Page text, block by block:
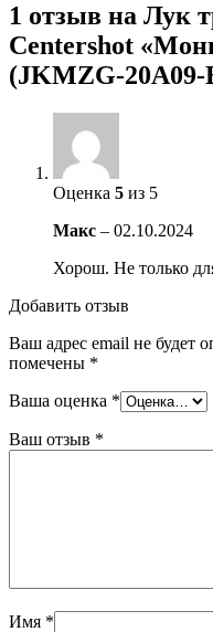
1 отзыв на Лук
Centershot
(JKMZG-20A09-
Оценка 5 из 5
Макс – 02.10.2024
Хорош. Не только
Добавить отзыв
Ваш адрес email не будет
помечены *
Ваша оценка *
Ваш отзыв *
Имя *